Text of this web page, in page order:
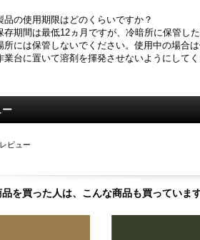
品の使用期限はどのくらいですか？
期間は最低12ヵ月ですが、冷暗所に保管し
所には保管しないでください。使用中の場合
業台に置いて溶剤を揮発させないようにしてく
ー
ビュー
品を買った人は、こんな商品も買っていま